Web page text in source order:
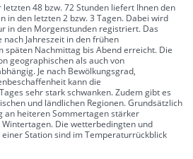
48 bzw. 72 Stunden liefert Ihnen den
in den letzten 2 bzw. 3 Tagen. Dabei wird
in den Morgenstunden registriert. Das
Jahreszeit in den frühen
späten Nachmittag bis Abend erreicht. Die
geographischen als auch von
Je nach Bewölkungsgrad,
kann die
sehr stark schwanken. Zudem gibt es
und ländlichen Regionen. Grundsätzlich
an heiteren Sommertagen stärker
Die wetterbedingten und
Station sind im Temperaturrückblick